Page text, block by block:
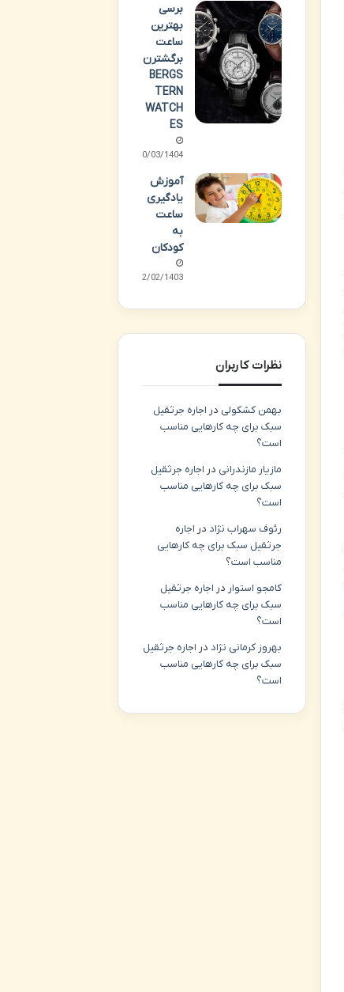
برسی
بهترین
ساعت
برگشترن
BERGS
TERN
WATCH
ES
20/03/1404
آموزش
یادگیری
ساعت
به
کودکان
12/02/1403
نظرات کاربران
بهمن کشکولی در اجاره جرثقیل
سبک برای چه کارهایی مناسب
است؟
مازیار مازندرانی در اجاره جرثقیل
سبک برای چه کارهایی مناسب
است؟
رئوف سهراب نژاد در اجاره
جرثقیل سبک برای چه کارهایی
مناسب است؟
کامجو استوار در اجاره جرثقیل
سبک برای چه کارهایی مناسب
است؟
بهروز کرمانی نژاد در اجاره جرثقیل
سبک برای چه کارهایی مناسب
است؟